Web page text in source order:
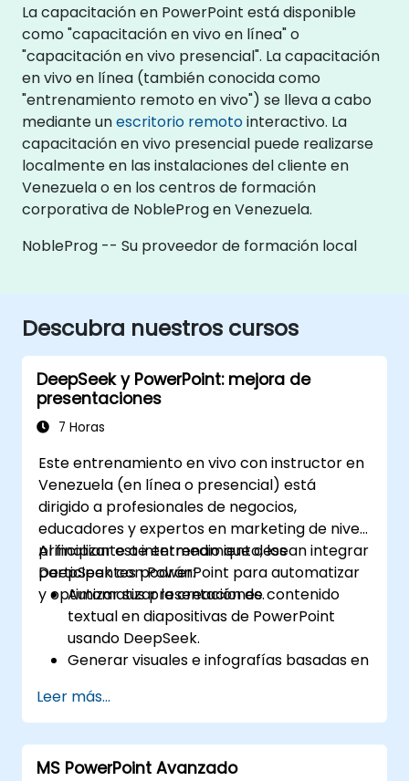
La capacitación en PowerPoint está disponible
como "capacitación en vivo en línea" o
"capacitación en vivo presencial". La capacitación
en vivo en línea (también conocida como
"entrenamiento remoto en vivo") se lleva a cabo
mediante unescritorio remotointeractivo. La
capacitación en vivo presencial puede realizarse
localmente en las instalaciones del cliente en
Venezuela o en los centros de formación
corporativa de NobleProg en Venezuela.
NobleProg -- Su proveedor de formación local
Descubra nuestros cursos
DeepSeek y PowerPoint: mejora de
presentaciones
7 Horas
Este entrenamiento en vivo con instructor en
Venezuela (en línea o presencial) está
dirigido a profesionales de negocios,
educadores y expertos en marketing de nivel
principiante a intermedio que desean integrar
DeepSeek con PowerPoint para automatizar
y optimizar sus presentaciones.
Al finalizar este entrenamiento, los
participantes podrán:
Automatizar la creación de contenido
textual en diapositivas de PowerPoint
usando DeepSeek.
Generar visuales e infografías basadas en
DeepSeek.
Utilizar IA para resumir informes extensos
y convertirlos en diapositivas listas para
presentar.
Leer más...
MS PowerPoint Avanzado